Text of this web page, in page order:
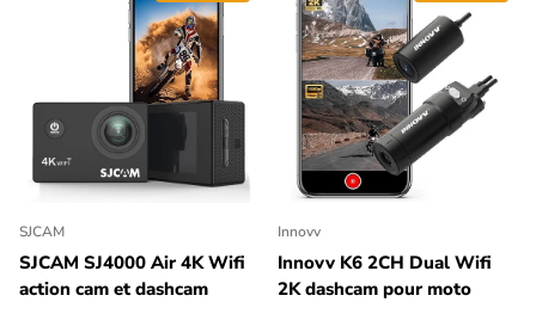
SJCAM
SJCAM SJ4000 Air 4K Wifi
action cam et dashcam
Innovv
Innovv K6 2CH Dual Wifi
2K dashcam pour moto